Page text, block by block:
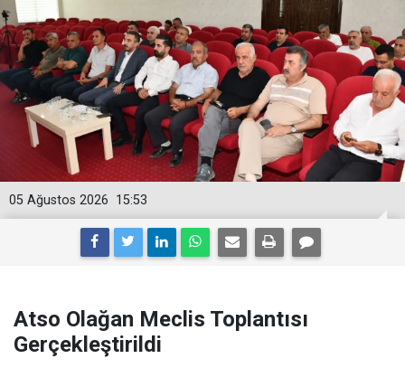
15:53
05 Ağustos 2026
Atso Olağan Meclis Toplantısı
Gerçekleştirildi